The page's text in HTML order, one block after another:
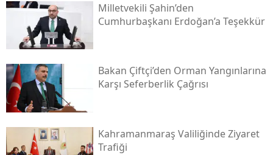
Milletvekili Şahin’den
Cumhurbaşkanı Erdoğan’a Teşekkür
Bakan Çiftçi’den Orman Yangınlarına
Karşı Seferberlik Çağrısı
Kahramanmaraş Valiliğinde Ziyaret
Trafiği